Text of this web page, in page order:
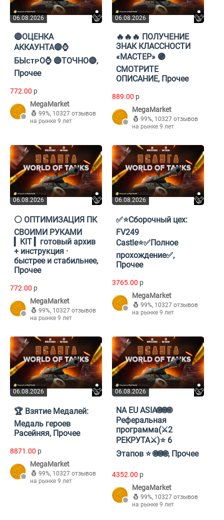
06.08.2026
🔴ОЦЕНКА
АККАУНТА🔴⌚️
БЫᴄᴛᴩО⌚️ 🔴ТОЧНО🔴,
Прочее
772.00 p
MegaMarket
99%, 10327 отзывов
на рынке 9 лет
06.08.2026
🔥🔥🔥 ПОЛУЧЕНИЕ
ЗНАК КЛАССНОСТИ
«МАСТЕР» 🟣
СМОТРИТЕ
ОПИСАНИЕ, Прочее
889.00 p
MegaMarket
99%, 10327 отзывов
на рынке 9 лет
06.08.2026
⚪ ОПТИМИЗАЦИЯ ПК
СВОИМИ РУКАМИ
▎KIT ▎готовый архив
+ инструкция ·
быстрее и стабильнее,
Прочее
772.00 p
MegaMarket
99%, 10327 отзывов
на рынке 9 лет
06.08.2026
✅⭐Сборочный цех:
FV249
Castle⭐✅Полное
прохождение✅,
Прочее
3765.00 p
MegaMarket
99%, 10327 отзывов
на рынке 9 лет
06.08.2026
🏆 Взятие Медалей:
Медаль героев
Расейняя, Прочее
8871.00 p
MegaMarket
99%, 10327 отзывов
на рынке 9 лет
06.08.2026
NA EU ASIA🌐🌐🌐
Реферальная
программа(⚔️2
РЕКРУТА⚔️)⭐️ 6
Этапов ⭐️ 🌐🌐🌐, Прочее
4352.00 p
MegaMarket
99%, 10327 отзывов
на рынке 9 лет